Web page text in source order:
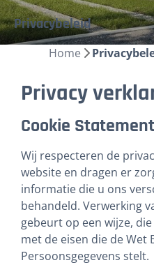
Privacybeleid
Home
Privacy
Cookie Statement
Wij respecteren de
website en dragen er
informatie die u ons
behandeld. Verwerking
gebeurt op een wijze,
met de eisen die de Wet
Persoonsgegevens stelt.